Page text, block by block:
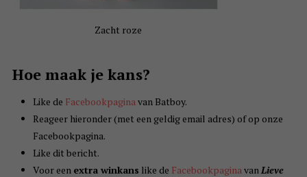
Zacht roze
Hoe maak je kans?
Like de Facebookpagina van Batboy.
Reageer hieronder (met een geldig email adres) of op onze
Facebookpagina.
Like dit bericht.
Voor een extra winkans like de Facebookpagina van Lieve